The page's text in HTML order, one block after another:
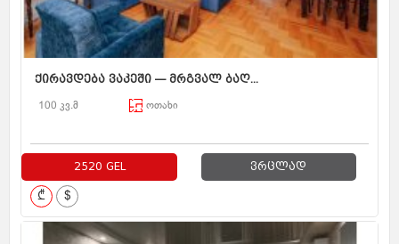
ქირავდება ვაკეში — მრგვალ ბაღ...
100 კვ.მ ოთახი
2520 GEL ვრცლად
₾ $